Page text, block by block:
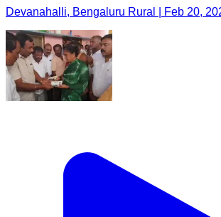
Devanahalli, Bengaluru Rural | Feb 20,